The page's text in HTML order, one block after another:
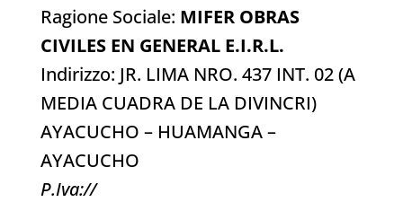
Ragione Sociale: MIFER OBRAS
CIVILES EN GENERAL E.I.R.L.
Indirizzo: JR. LIMA NRO. 437 INT. 02 (A
MEDIA CUADRA DE LA DIVINCRI)
AYACUCHO – HUAMANGA –
AYACUCHO
P.Iva://